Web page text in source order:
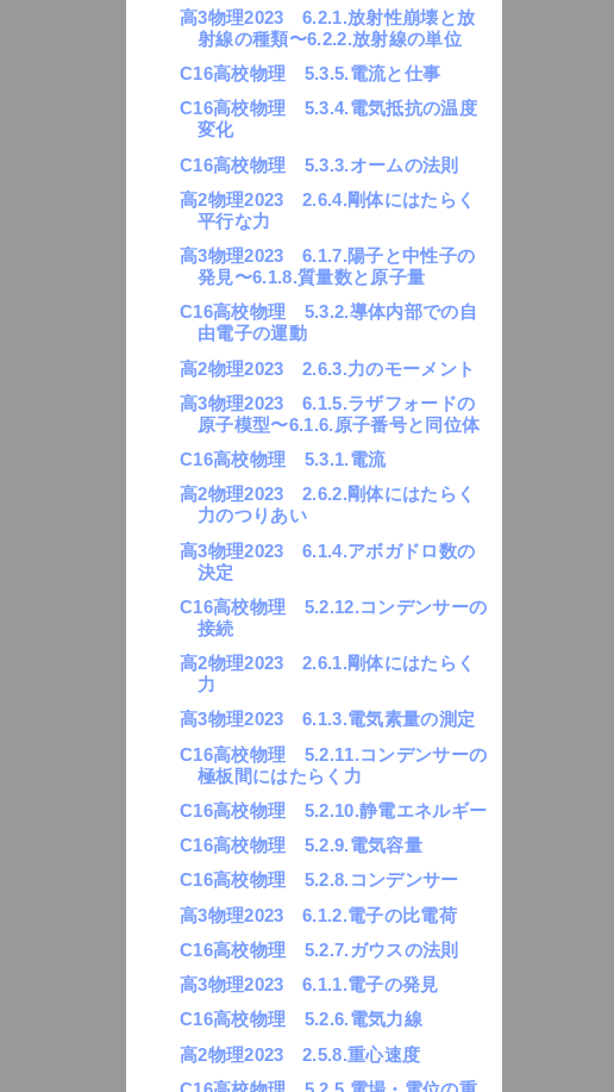
高3物理2023 6.2.1.放射性崩壊と放
射線の種類〜6.2.2.放射線の単位
C16高校物理 5.3.5.電流と仕事
C16高校物理 5.3.4.電気抵抗の温度
変化
C16高校物理 5.3.3.オームの法則
高2物理2023 2.6.4.剛体にはたらく
平行な力
高3物理2023 6.1.7.陽子と中性子の
発見〜6.1.8.質量数と原子量
C16高校物理 5.3.2.導体内部での自
由電子の運動
高2物理2023 2.6.3.力のモーメント
高3物理2023 6.1.5.ラザフォードの
原子模型〜6.1.6.原子番号と同位体
C16高校物理 5.3.1.電流
高2物理2023 2.6.2.剛体にはたらく
力のつりあい
高3物理2023 6.1.4.アボガドロ数の
決定
C16高校物理 5.2.12.コンデンサーの
接続
高2物理2023 2.6.1.剛体にはたらく
力
高3物理2023 6.1.3.電気素量の測定
C16高校物理 5.2.11.コンデンサーの
極板間にはたらく力
C16高校物理 5.2.10.静電エネルギー
C16高校物理 5.2.9.電気容量
C16高校物理 5.2.8.コンデンサー
高3物理2023 6.1.2.電子の比電荷
C16高校物理 5.2.7.ガウスの法則
高3物理2023 6.1.1.電子の発見
C16高校物理 5.2.6.電気力線
高2物理2023 2.5.8.重心速度